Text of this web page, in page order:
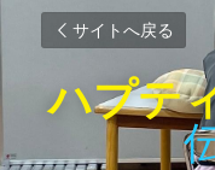
サイトへ戻る
ハプテ